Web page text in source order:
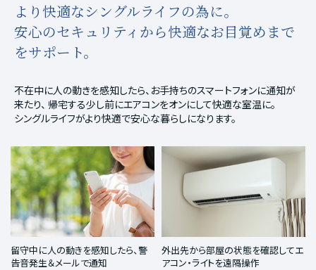
より快適なシングルライフの為に。
安心のセキュリティから快適なお目覚めまで
をサポート。
不在中に人の動きを感知したら、お手持ちのスマートフォンに通知が
来たり、 帰宅する少し前にエアコンをオンにして快適な室温に。
シングルライフがより快適で安心な暮らしになります。
留守中に人の動きを感知したら、警
告音発生＆メールで通知
外出先から部屋の状態を確認してエ
アコン・ライトを遠隔操作